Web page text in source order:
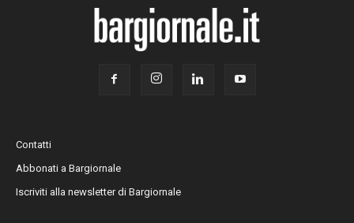
Contatti
Abbonati a Bargiornale
Iscriviti alla newsletter di Bargiornale